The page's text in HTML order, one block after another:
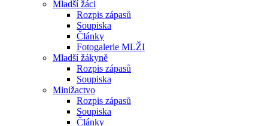
Mladší žáci
Rozpis zápasů
Soupiska
Články
Fotogalerie MLŽI
Mladší žákyně
Rozpis zápasů
Soupiska
Minižactvo
Rozpis zápasů
Soupiska
Články